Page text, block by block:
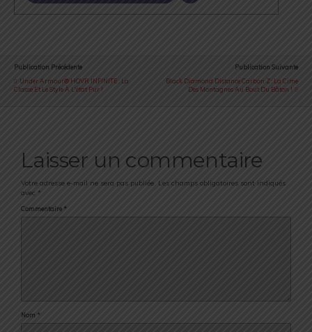
Publication Précédente
Under Armour® HOVR INFINITE : La
Classe Et Le Style À L'état Pur !
Publication Suivante
Black Diamond Distance Carbon Z : La Cime
Des Montagnes Au Bout Du Bâton !
Laisser un commentaire
Votre adresse e-mail ne sera pas publiée. Les champs obligatoires sont indiqués
avec *
Commentaire *
Nom *